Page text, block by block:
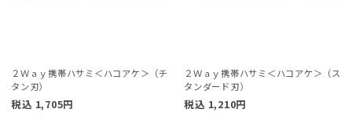
２Ｗａｙ携帯ハサミ＜ハコアケ＞（チ
タン刃）
税込 1,705円
２Ｗａｙ携帯ハサミ＜ハコアケ＞（ス
タンダード刃）
税込 1,210円